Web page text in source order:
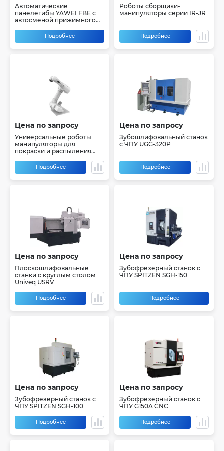
Автоматические
панелегибы YAWEI FBE c
автосменой прижимного
Подробнее
Роботы сборщики-
манипуляторы серии IR-JR
Подробнее
Цена по запросу
Универсальные роботы
манипуляторы для
покраски и распыления
Подробнее
Цена по запросу
Зубошлифовальный станок
с ЧПУ UGG-320P
Подробнее
Цена по запросу
Плоскошлифовальные
станки с круглым столом
Univeq USRV
Подробнее
Цена по запросу
Зубофрезерный станок с
ЧПУ SPITZEN SGH-150
Подробнее
Цена по запросу
Зубофрезерный станок с
ЧПУ SPITZEN SGH-100
Подробнее
Цена по запросу
Зубофрезерный станок с
ЧПУ G150A CNC
Подробнее